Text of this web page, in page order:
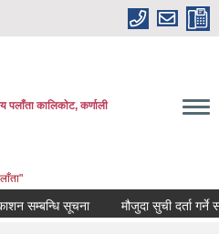
पलाँता कालिकाेट, कर्णाली
सम्बन्धि सूचना मौजुदा सुची दर्ता गर्ने